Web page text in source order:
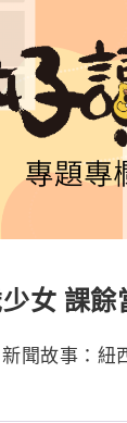
女 課餘
聞故事：紐